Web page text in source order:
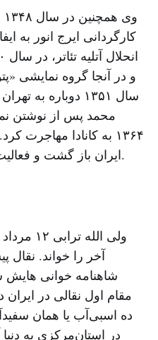
کارگردانی ایرج انور به
و در آنجا گروه نمایشی
سال ۱۳۵۱ دوباره
محمد پس از نوشتن
ایران باز گشت و فعالیت هنری خود را از سر گرفت.
آخر را خواند. نقال
شاهنامه خوانی
ده اسبی‌آب یا همان
در استان‌مرکزی به